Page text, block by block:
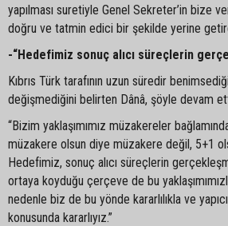
yapılması suretiyle Genel Sekreter’in bize
doğru ve tatmin edici bir şekilde yerine
-“Hedefimiz sonuç alıcı süreçlerin
Kıbrıs Türk tarafının uzun süredir
değişmediğini belirten Dânâ, şöyle devam
“Bizim yaklaşımımız müzakereler
müzakere olsun diye müzakere değil, 5+1
Hedefimiz, sonuç alıcı süreçlerin
ortaya koyduğu çerçeve de bu
nedenle biz de bu yönde kararlılıkla ve
konusunda kararlıyız.”